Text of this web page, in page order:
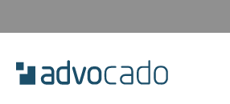
Unser Serviceteam ist von 8:00 bis 17:00 Uhr